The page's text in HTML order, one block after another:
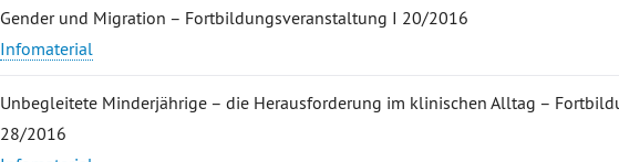
Gender und Migration – Fortbildungsveranstaltung I 20/2016
Infomaterial
Unbegleitete Minderjährige – die Herausforderung im klinischen Alltag –
28/2016